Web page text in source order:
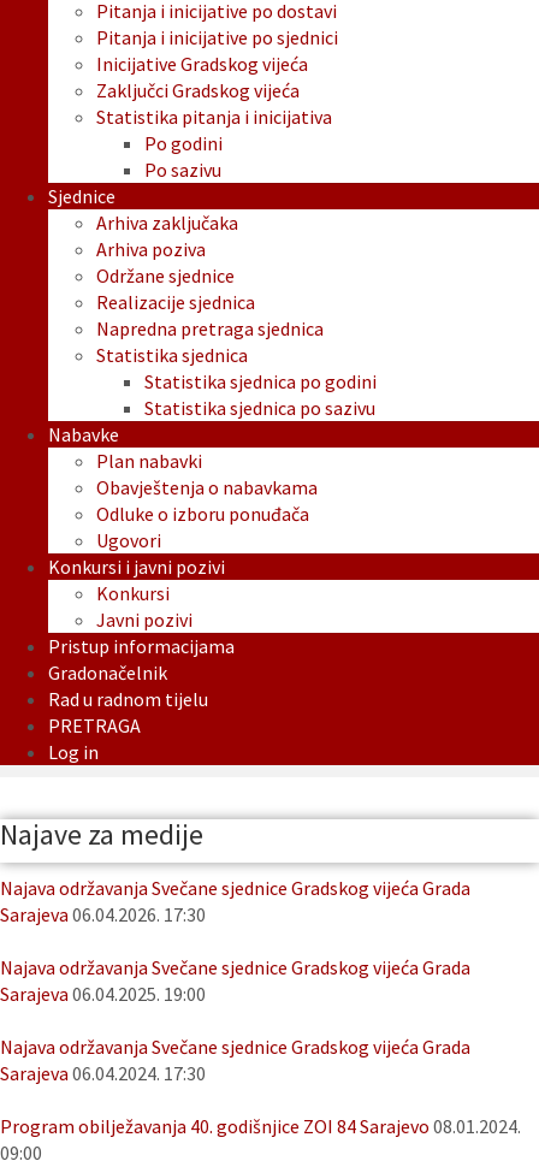
Pitanja i inicijative po dostavi
Pitanja i inicijative po sjednici
Inicijative Gradskog vijeća
Zaključci Gradskog vijeća
Statistika pitanja i inicijativa
Po godini
Po sazivu
Sjednice
Arhiva zaključaka
Arhiva poziva
Održane sjednice
Realizacije sjednica
Napredna pretraga sjednica
Statistika sjednica
Statistika sjednica po godini
Statistika sjednica po sazivu
Nabavke
Plan nabavki
Obavještenja o nabavkama
Odluke o izboru ponuđača
Ugovori
Konkursi i javni pozivi
Konkursi
Javni pozivi
Pristup informacijama
Gradonačelnik
Rad u radnom tijelu
PRETRAGA
Log in
Najave za medije
Najava održavanja Svečane sjednice Gradskog vijeća Grada
Sarajeva 06.04.2026. 17:30
Najava održavanja Svečane sjednice Gradskog vijeća Grada
Sarajeva 06.04.2025. 19:00
Najava održavanja Svečane sjednice Gradskog vijeća Grada
Sarajeva 06.04.2024. 17:30
Program obilježavanja 40. godišnjice ZOI 84 Sarajevo 08.01.2024.
09:00